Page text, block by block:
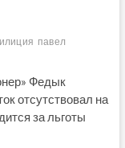
павел
Федык
отсутствовал на
за льготы